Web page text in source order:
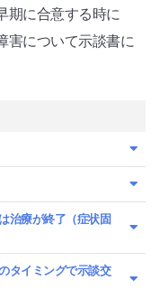
期に合意する時に
害について示談書に
治療が終了（症状固
タイミングで示談交